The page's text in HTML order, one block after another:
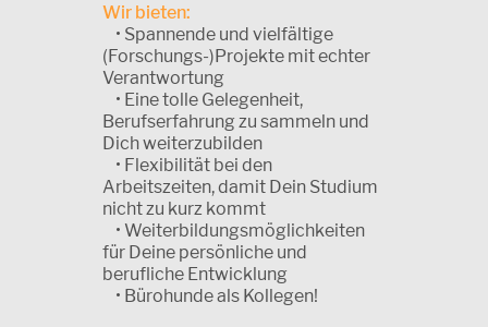
Wir bieten:
• Spannende und vielfältige
(Forschungs-)Projekte mit echter
Verantwortung
• Eine tolle Gelegenheit,
Berufserfahrung zu sammeln und
Dich weiterzubilden
• Flexibilität bei den
Arbeitszeiten, damit Dein Studium
nicht zu kurz kommt
• Weiterbildungsmöglichkeiten
für Deine persönliche und
berufliche Entwicklung
• Bürohunde als Kollegen!